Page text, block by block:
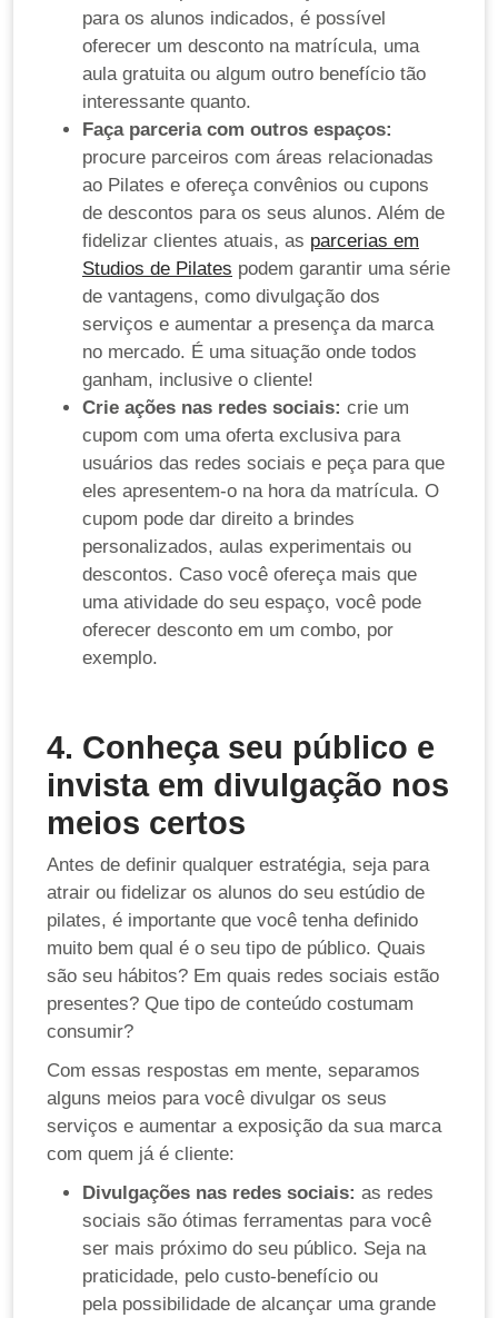
para os alunos indicados, é possível
oferecer um desconto na matrícula, uma
aula gratuita ou algum outro benefício tão
interessante quanto.
Faça parceria com outros espaços:
procure parceiros com áreas relacionadas
ao Pilates e ofereça convênios ou cupons
de descontos para os seus alunos. Além de
fidelizar clientes atuais, as parcerias em
Studios de Pilates podem garantir uma série
de vantagens, como divulgação dos
serviços e aumentar a presença da marca
no mercado. É uma situação onde todos
ganham, inclusive o cliente!
Crie ações nas redes sociais: crie um
cupom com uma oferta exclusiva para
usuários das redes sociais e peça para que
eles apresentem-o na hora da matrícula. O
cupom pode dar direito a brindes
personalizados, aulas experimentais ou
descontos. Caso você ofereça mais que
uma atividade do seu espaço, você pode
oferecer desconto em um combo, por
exemplo.
4. Conheça seu público e
invista em divulgação nos
meios certos
Antes de definir qualquer estratégia, seja para
atrair ou fidelizar os alunos do seu estúdio de
pilates, é importante que você tenha definido
muito bem qual é o seu tipo de público. Quais
são seu hábitos? Em quais redes sociais estão
presentes? Que tipo de conteúdo costumam
consumir?
Com essas respostas em mente, separamos
alguns meios para você divulgar os seus
serviços e aumentar a exposição da sua marca
com quem já é cliente:
Divulgações nas redes sociais: as redes
sociais são ótimas ferramentas para você
ser mais próximo do seu público. Seja na
praticidade, pelo custo-benefício ou
pela possibilidade de alcançar uma grande